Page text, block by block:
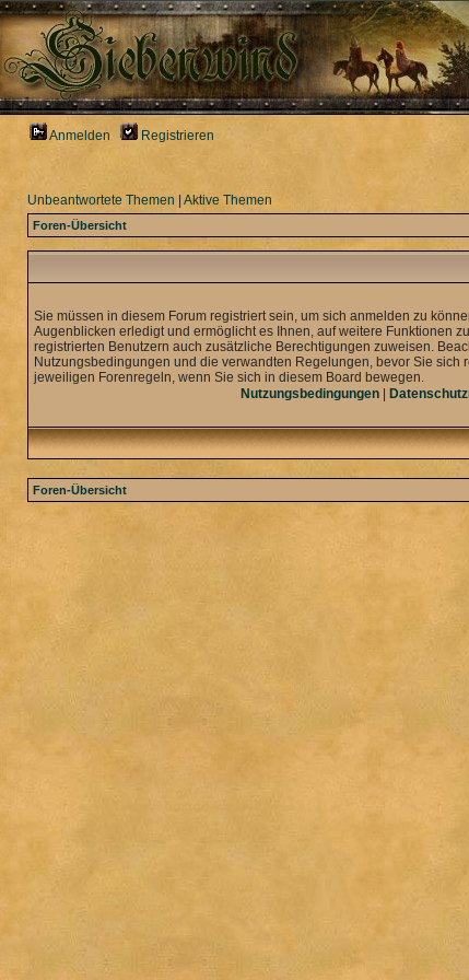
Anmelden Registrieren
Unbeantwortete Themen Aktive Themen
Foren-Übersicht
Sie müssen in diesem Forum registriert sein, um sich anmelden zu
Augenblicken erledigt und ermöglicht es Ihnen, auf weitere Funktionen
registrierten Benutzern auch zusätzliche Berechtigungen zuweisen.
Nutzungsbedingungen und die verwandten Regelungen, bevor Sie sich
jeweiligen Forenregeln, wenn Sie sich in diesem Board bewegen.
Nutzungsbedingungen
Foren-Übersicht